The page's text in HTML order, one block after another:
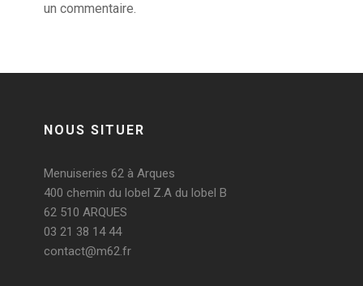
un commentaire.
NOUS SITUER
Menuiseries 62 à Arques
400 chemin du lobel Z.A du lobel B
62 510 ARQUES
03 21 38 14 44
contact@m62.fr